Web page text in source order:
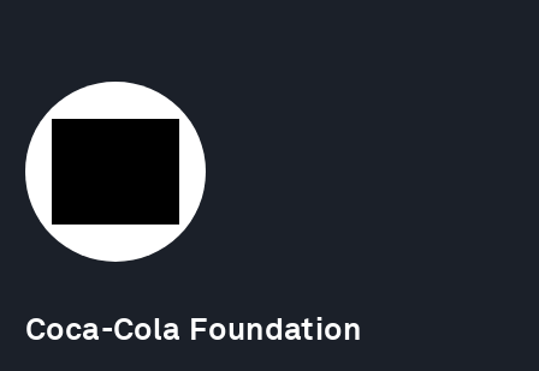
Coca-Cola Foundation